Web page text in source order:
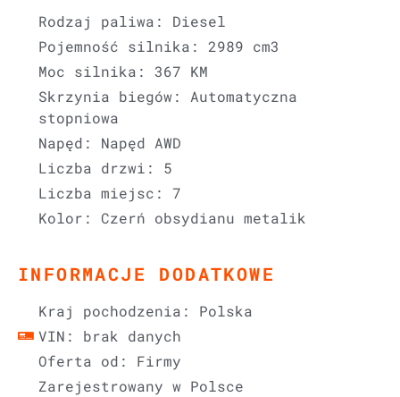
Rodzaj paliwa: Diesel
Pojemność silnika: 2989 cm3
Moc silnika: 367 KM
Skrzynia biegów: Automatyczna
stopniowa
Napęd: Napęd AWD
Liczba drzwi: 5
Liczba miejsc: 7
Kolor: Czerń obsydianu metalik
INFORMACJE DODATKOWE
Kraj pochodzenia: Polska
VIN: brak danych
Oferta od: Firmy
Zarejestrowany w Polsce